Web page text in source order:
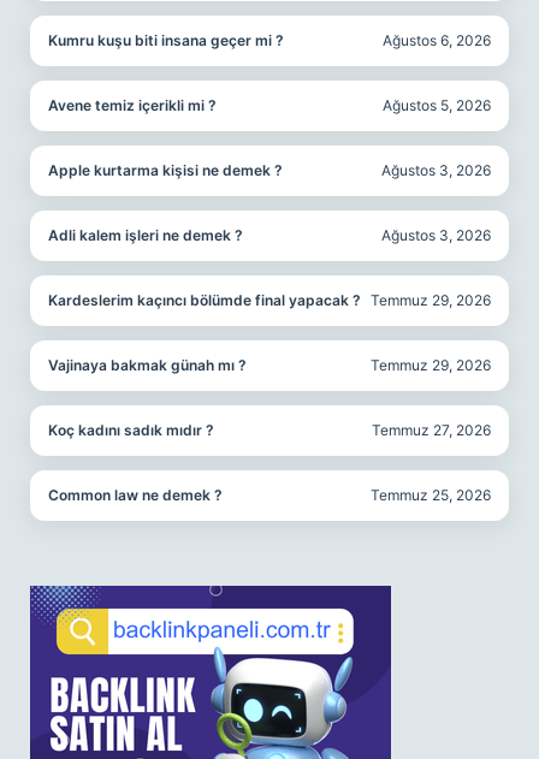
Kumru kuşu biti insana geçer mi ? Ağustos 6, 2026
Avene temiz içerikli mi ? Ağustos 5, 2026
Apple kurtarma kişisi ne demek ? Ağustos 3, 2026
Adli kalem işleri ne demek ? Ağustos 3, 2026
Kardeslerim kaçıncı bölümde final yapacak ? Temmuz 29, 2026
Vajinaya bakmak günah mı ? Temmuz 29, 2026
Koç kadını sadık mıdır ? Temmuz 27, 2026
Common law ne demek ? Temmuz 25, 2026